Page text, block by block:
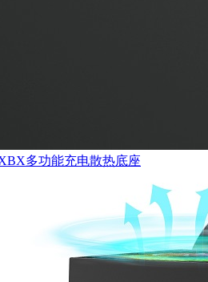
多功能充电散热底座